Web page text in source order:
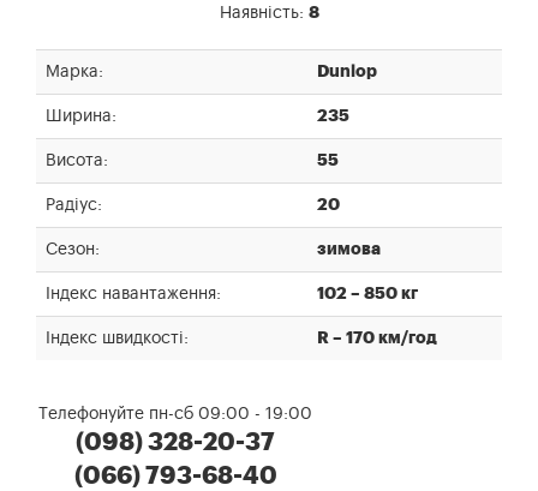
Наявність: 8
Марка: Dunlop
Ширина: 235
Висота: 55
Радіус: 20
Сезон: зимова
Індекс навантаження: 102 – 850 кг
Індекс швидкості: R – 170 км/год
Телефонуйте пн-сб 09:00 - 19:00
(098) 328-20-37
(066) 793-68-40